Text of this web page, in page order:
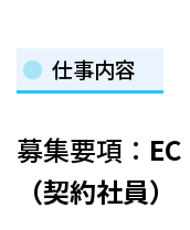
仕事内容
募集要項： EC
（契約社員）